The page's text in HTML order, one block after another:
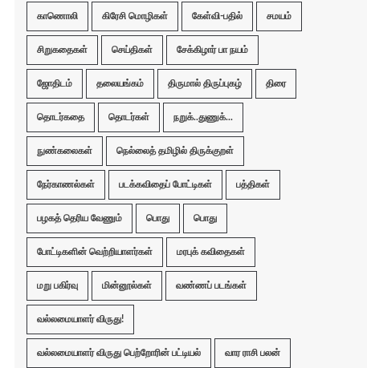
காணொலி கிரேசி மொழிகள் கேள்வி-பதில் சமயம்
சிறுகதைகள் செய்திகள் சேக்கிழார் பா நயம்
ஜோதிடம் தலையங்கம் திருமால் திருப்புகழ் திரை
தொடர்கதை தொடர்கள் நறுக்..துணுக்...
நுண்கலைகள் நெல்லைத் தமிழில் திருக்குறள்
நேர்காணல்கள் படக்கவிதைப் போட்டிகள் பத்திகள்
பழகத் தெரிய வேணும் பொது பொது
போட்டிகளின் வெற்றியாளர்கள் மரபுக் கவிதைகள்
மறு பகிர்வு மின்னூல்கள் வண்ணப் படங்கள்
வல்லமையாளர் விருது!
வல்லமையாளர் விருது பெற்றோரின் பட்டியல் வார ராசி பலன்